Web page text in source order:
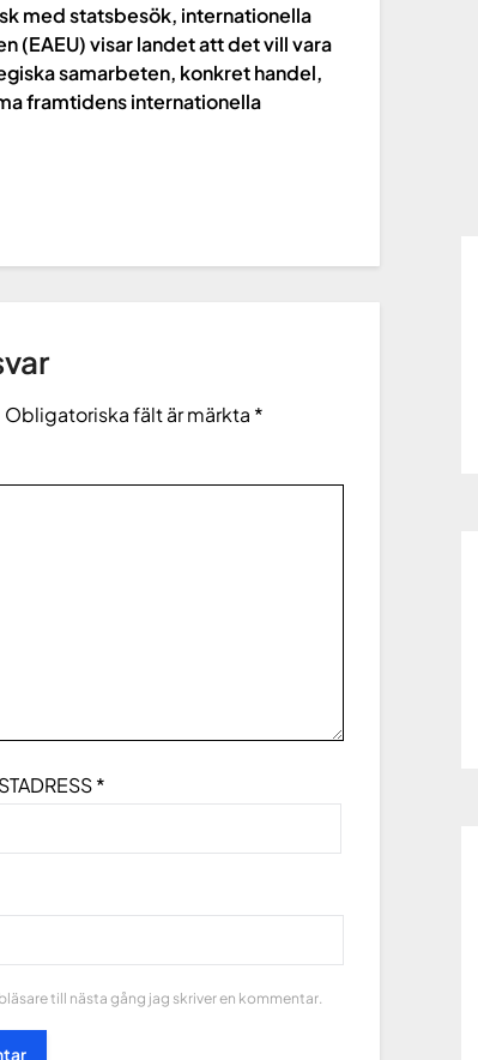
med statsbesök, internationella
(EAEU) visar landet att det vill vara
samarbeten, konkret handel,
framtidens internationella
Obligatoriska fält är märkta *
*
till nästa gång jag skriver en kommentar.